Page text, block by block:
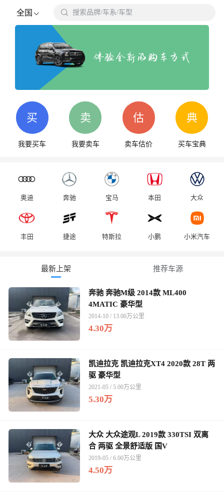
全国  搜索品牌/车系/车型
买
我要买车
卖
我要卖车
估
卖车估价
典
买车宝典
奥迪 奔驰 宝马 本田 大众
丰田 捷途 特斯拉 小鹏 小米汽车
最新上架 推荐车源
奔驰 奔驰M级 2014款 ML400
4MATIC 豪华型
2014-10 / 13.00万公里
4.30万
凯迪拉克 凯迪拉克XT4 2020款 28T 两
驱 豪华型
2021-05 / 5.00万公里
5.30万
大众 大众途观L 2019款 330TSI 双离
合 两驱 全景舒适版 国V
2019-05 / 6.00万公里
4.50万